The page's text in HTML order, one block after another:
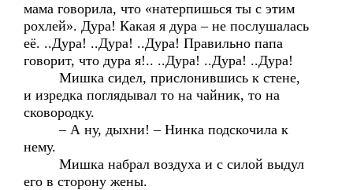
мама говорила, что «натерпишься ты с этим
рохлей». Дура! Какая я дура – не послушалась
её. ..Дура! ..Дура! ..Дура! Правильно папа
говорит, что дура я!.. ..Дура! ..Дура! ..Дура!
Мишка сидел, прислонившись к стене,
и изредка поглядывал то на чайник, то на
сковородку.
– А ну, дыхни! – Нинка подскочила к
нему.
Мишка набрал воздуха и с силой выдул
его в сторону жены.